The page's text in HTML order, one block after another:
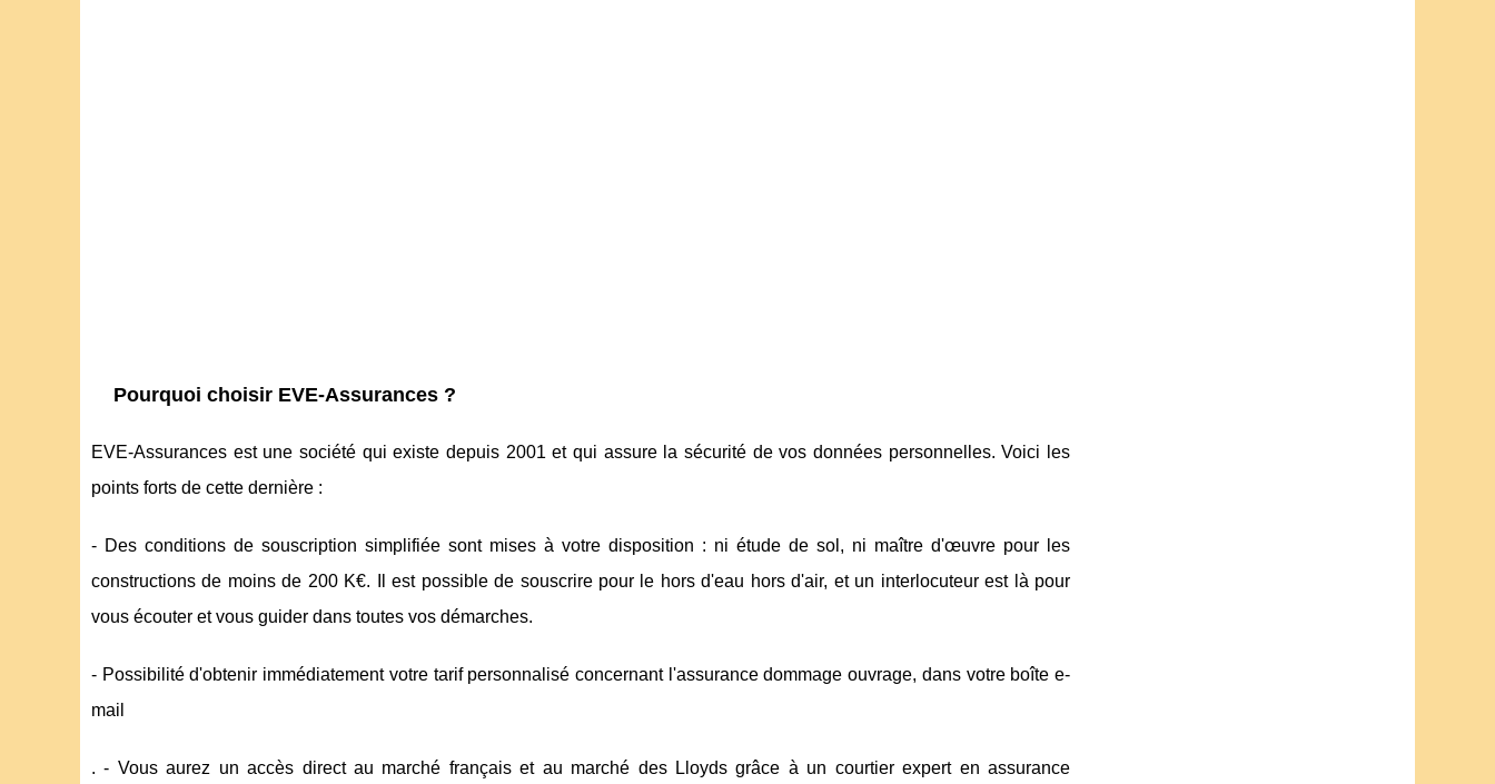
Pourquoi choisir EVE-Assurances ?
EVE-Assurances est une société qui existe depuis 2001 et qui assure la sécurité de vos données personnelles. Voici les
points forts de cette dernière :
- Des conditions de souscription simplifiée sont mises à votre disposition : ni étude de sol, ni maître d'œuvre pour les
constructions de moins de 200 K€. Il est possible de souscrire pour le hors d'eau hors d'air, et un interlocuteur est là pour
vous écouter et vous guider dans toutes vos démarches.
- Possibilité d'obtenir immédiatement votre tarif personnalisé concernant l'assurance dommage ouvrage, dans votre boîte e-
mail
. - Vous aurez un accès direct au marché français et au marché des Lloyds grâce à un courtier expert en assurance